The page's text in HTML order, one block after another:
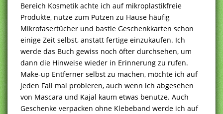
Bereich Kosmetik achte ich auf mikroplastikfreie
Produkte, nutze zum Putzen zu Hause häufig
Mikrofasertücher und bastle Geschenkkarten schon
einige Zeit selbst, anstatt fertige einzukaufen. Ich
werde das Buch gewiss noch öfter durchsehen, um
dann die Hinweise wieder in Erinnerung zu rufen.
Make-up Entferner selbst zu machen, möchte ich auf
jeden Fall mal probieren, auch wenn ich abgesehen
von Mascara und Kajal kaum etwas benutze. Auch
Geschenke verpacken ohne Klebeband werde ich auf